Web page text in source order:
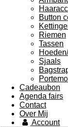
Button
Riemen
Tassen
Sjaals
Cadeaubon
Agenda fairs
Contact
Over Mij
Account